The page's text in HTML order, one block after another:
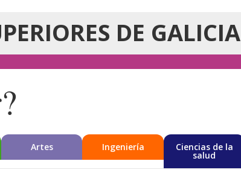
DE GALICIA
Artes Ingeniería Ciencias de la
salud